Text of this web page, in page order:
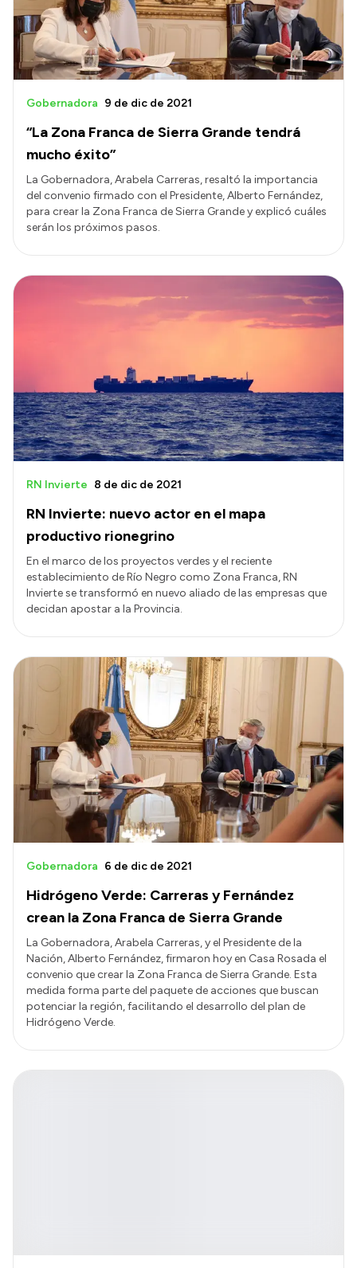
“La Zona Franca de Sierra Grande tendrá
mucho éxito”
Gobernadora 9 de dic de 2021
La Gobernadora, Arabela Carreras, resaltó la importancia
del convenio firmado con el Presidente, Alberto Fernández,
para crear la Zona Franca de Sierra Grande y explicó cuáles
serán los próximos pasos.
RN Invierte: nuevo actor en el mapa
productivo rionegrino
RN Invierte 8 de dic de 2021
En el marco de los proyectos verdes y el reciente
establecimiento de Río Negro como Zona Franca, RN
Invierte se transformó en nuevo aliado de las empresas que
decidan apostar a la Provincia.
Hidrógeno Verde: Carreras y Fernández
crean la Zona Franca de Sierra Grande
Gobernadora 6 de dic de 2021
La Gobernadora, Arabela Carreras, y el Presidente de la
Nación, Alberto Fernández, firmaron hoy en Casa Rosada el
convenio que crear la Zona Franca de Sierra Grande. Esta
medida forma parte del paquete de acciones que buscan
potenciar la región, facilitando el desarrollo del plan de
Hidrógeno Verde.